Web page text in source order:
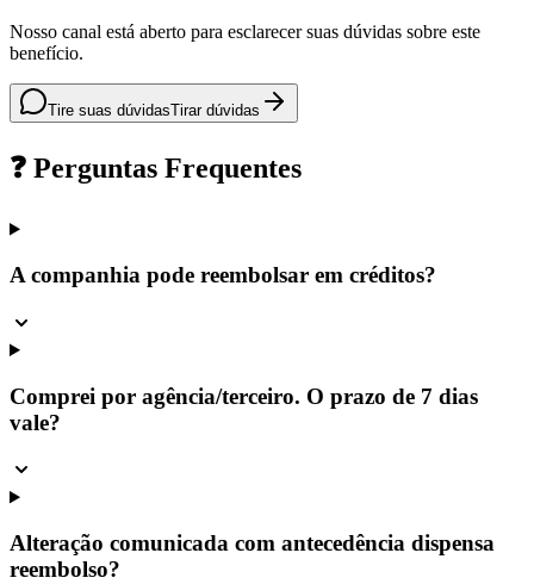
Nosso canal está aberto para esclarecer suas dúvidas sobre este
benefício.
Tire suas dúvidasTirar dúvidas
❓ Perguntas Frequentes
A companhia pode reembolsar em créditos?
Comprei por agência/terceiro. O prazo de 7 dias
vale?
Alteração comunicada com antecedência dispensa
reembolso?